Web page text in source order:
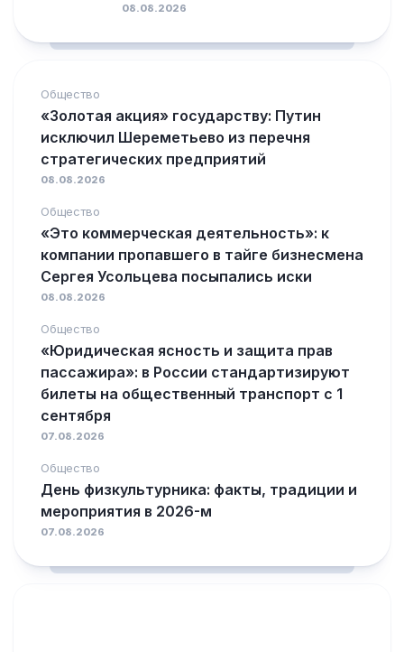
08.08.2026
Общество
«Золотая акция» государству: Путин
исключил Шереметьево из перечня
стратегических предприятий
08.08.2026
Общество
«Это коммерческая деятельность»: к
компании пропавшего в тайге бизнесмена
Сергея Усольцева посыпались иски
08.08.2026
Общество
«Юридическая ясность и защита прав
пассажира»: в России стандартизируют
билеты на общественный транспорт с 1
сентября
07.08.2026
Общество
День физкультурника: факты, традиции и
мероприятия в 2026-м
07.08.2026